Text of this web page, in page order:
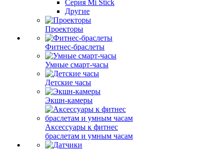
Серия Mi Stick
Другие
Проекторы
Фитнес-браслеты
Умные смарт-часы
Детские часы
Экшн-камеры
Аксессуары к фитнес
браслетам и умным часам